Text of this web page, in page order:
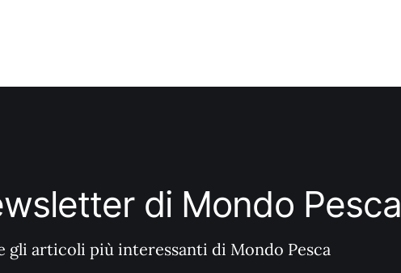
di Mondo Pesca
gli articoli più interessanti di Mondo Pesca